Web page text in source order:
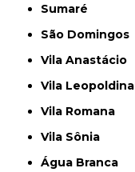
Sumaré
São Domingos
Vila Anastácio
Vila Leopoldina
Vila Romana
Vila Sônia
Água Branca